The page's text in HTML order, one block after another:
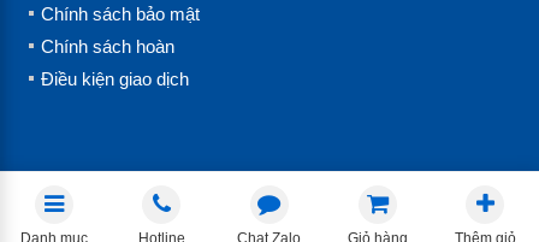
Chính sách bảo mật
Chính sách hoàn
Điều kiện giao dịch
Danh mục Hotline Chat Zalo Giỏ hàng Thêm giỏ